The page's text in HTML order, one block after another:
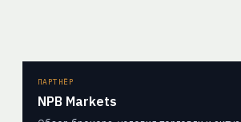
ПАРТНЁР
NPB Markets